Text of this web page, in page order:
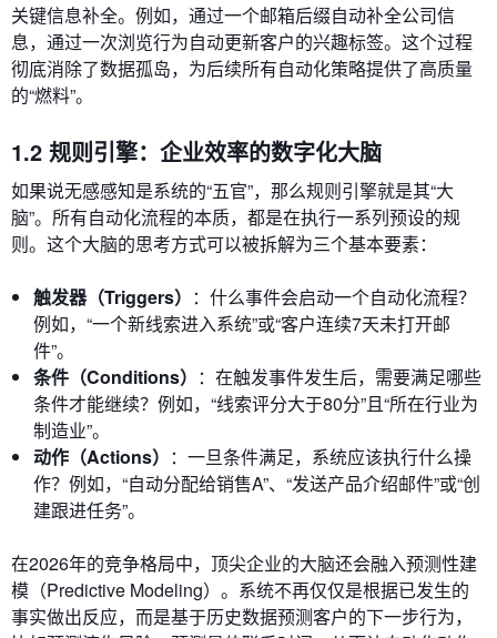
关键信息补全。例如，通过一个邮箱后缀自动补全公司信
息，通过一次浏览行为自动更新客户的兴趣标签。这个过程
彻底消除了数据孤岛，为后续所有自动化策略提供了高质量
的“燃料”。
1.2 规则引擎：企业效率的数字化大脑
如果说无感感知是系统的“五官”，那么规则引擎就是其“大
脑”。所有自动化流程的本质，都是在执行一系列预设的规
则。这个大脑的思考方式可以被拆解为三个基本要素：
触发器（Triggers） ：什么事件会启动一个自动化流程？
例如，“一个新线索进入系统”或“客户连续7天未打开邮
件”。
条件（Conditions） ：在触发事件发生后，需要满足哪些
条件才能继续？例如，“线索评分大于80分”且“所在行业为
制造业”。
动作（Actions） ：一旦条件满足，系统应该执行什么操
作？例如，“自动分配给销售A”、“发送产品介绍邮件”或“创
建跟进任务”。
在2026年的竞争格局中，顶尖企业的大脑还会融入预测性建
模（Predictive Modeling）。系统不再仅仅是根据已发生的
事实做出反应，而是基于历史数据预测客户的下一步行为，